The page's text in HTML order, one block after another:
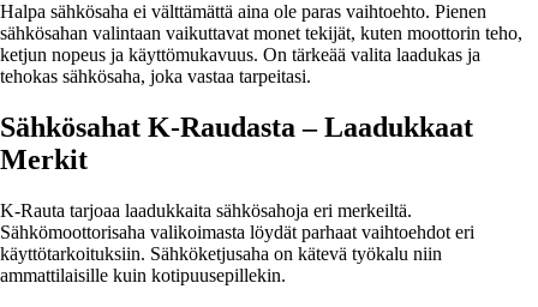
Halpa sähkösaha ei välttämättä aina ole paras vaihtoehto. Pienen
sähkösahan valintaan vaikuttavat monet tekijät, kuten moottorin teho,
ketjun nopeus ja käyttömukavuus. On tärkeää valita laadukas ja
tehokas sähkösaha, joka vastaa tarpeitasi.
Sähkösahat K-Raudasta – Laadukkaat
Merkit
K-Rauta tarjoaa laadukkaita sähkösahoja eri merkeiltä.
Sähkömoottorisaha valikoimasta löydät parhaat vaihtoehdot eri
käyttötarkoituksiin. Sähköketjusaha on kätevä työkalu niin
ammattilaisille kuin kotipuusepillekin.